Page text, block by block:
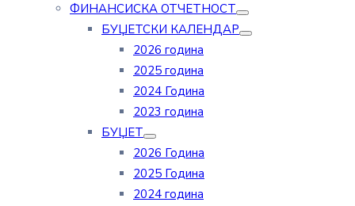
ФИНАНСИСКА ОТЧЕТНОСТ
БУЏЕТСКИ КАЛЕНДАР
2026 година
2025 година
2024 Година
2023 година
БУЏЕТ
2026 Година
2025 Година
2024 година